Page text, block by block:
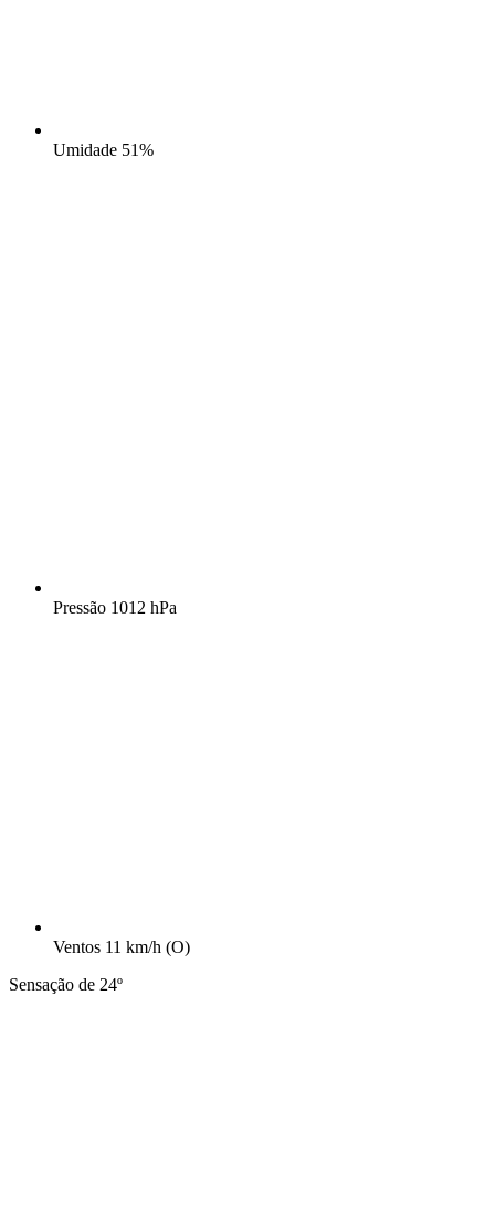
Umidade 51%
Pressão 1012 hPa
Ventos 11 km/h (O)
Sensação de 24º